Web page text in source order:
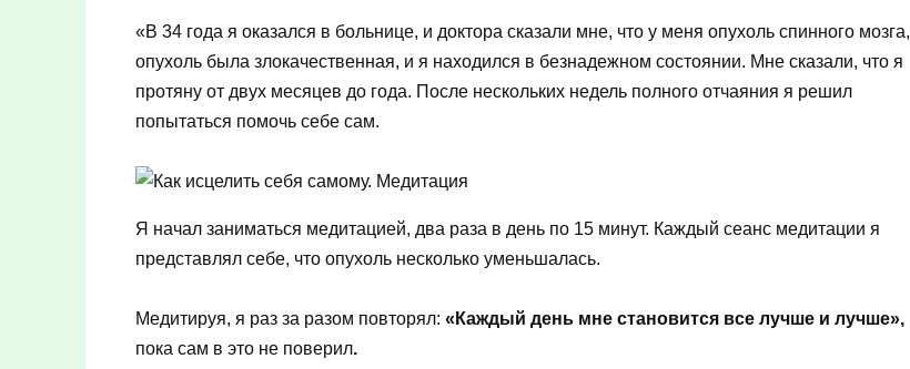
«В 34 года я оказался в больнице, и доктора сказали мне, что у меня опухоль спинного мозга,
опухоль была злокачественная, и я находился в безнадежном состоянии. Мне сказали, что я
протяну от двух месяцев до года. После нескольких недель полного отчаяния я решил
попытаться помочь себе сам.
Я начал заниматься медитацией, два раза в день по 15 минут. Каждый сеанс медитации я
представлял себе, что опухоль несколько уменьшалась.
Медитируя, я раз за разом повторял: «Каждый день мне становится все лучше и лучше»,
пока сам в это не поверил.